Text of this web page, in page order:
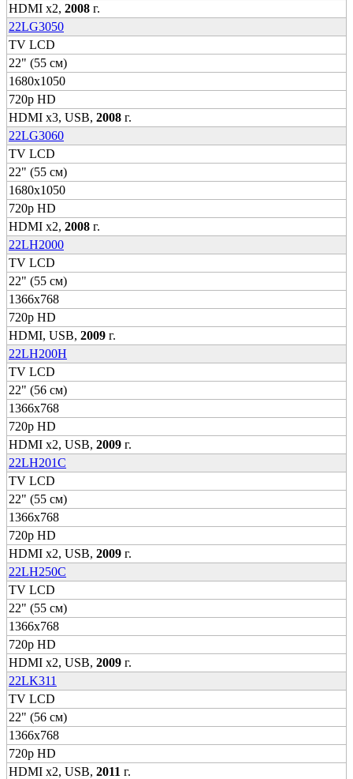
HDMI x2, 2008 г.
22LG3050
TV LCD
22" (55 см)
1680x1050
720p HD
HDMI x3, USB, 2008 г.
22LG3060
TV LCD
22" (55 см)
1680x1050
720p HD
HDMI x2, 2008 г.
22LH2000
TV LCD
22" (55 см)
1366x768
720p HD
HDMI, USB, 2009 г.
22LH200H
TV LCD
22" (56 см)
1366x768
720p HD
HDMI x2, USB, 2009 г.
22LH201C
TV LCD
22" (55 см)
1366x768
720p HD
HDMI x2, USB, 2009 г.
22LH250C
TV LCD
22" (55 см)
1366x768
720p HD
HDMI x2, USB, 2009 г.
22LK311
TV LCD
22" (56 см)
1366x768
720p HD
HDMI x2, USB, 2011 г.